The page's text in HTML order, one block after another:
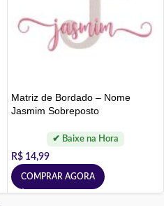
Matriz de Bordado – Nome
Jasmim Sobreposto
R$ 14,99
COMPRAR AGORA